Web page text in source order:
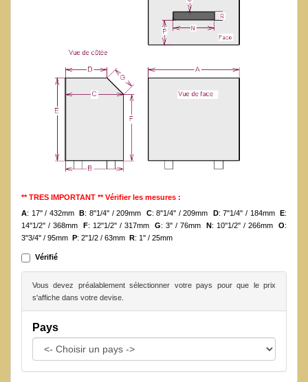
** TRES IMPORTANT ** Vérifier les mesures :
A: 17'' / 432mmB: 8''1/4'' / 209mm C: 8''1/4'' / 209mm D: 7''1/4'' / 184mm E:
14''1/2'' / 368mm F: 12''1/2'' / 317mm G: 3'' / 76mm N: 10''1/2'' / 266mm O:
3''3/4'' / 95mm P: 2"1/2 / 63mm R: 1'' / 25mm
Vérifié
Vous devez préalablement sélectionner votre pays pour que le prix
s'affiche dans votre devise.
Pays